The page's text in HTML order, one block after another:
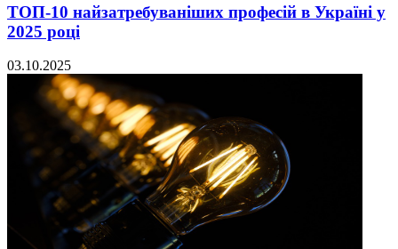
ТОП-10 найзатребуваніших професій в Україні у
2025 році
03.10.2025